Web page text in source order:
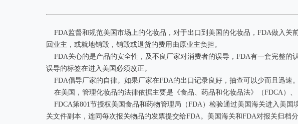
FDA监督和规范美国市场上的化妆品，对于出口到美国的化妆品，FDA做入关
回业主，或就地销毁，销毁或退货的费用由原业主负担。
FDA关心的是产品的安全性，及不良厂家对消费者的误导，FDA有一套完整的
误导的标签在进入美国必须改正。
FDA倡导厂家的自律。如果厂家在FDA的出口记录良好，抽查可以少而且迅速
在美国，管理化妆品的法律依据主要是《食品、药品和化妆品法》（FDCA）
FDCA第801节授权美国食品和药物管理局（FDA）检验通过美国海关进入美
关文件副本，连同每次报关物品的发票提交给FDA。美国海关和FDA对报关归档